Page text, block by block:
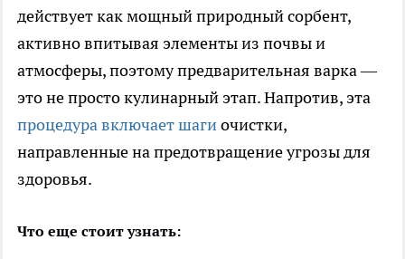
действует как мощный природный сорбент,
активно впитывая элементы из почвы и
атмосферы, поэтому предварительная варка —
это не просто кулинарный этап. Напротив, эта
процедура включает шагиочистки,
направленные на предотвращение угрозы для
здоровья.
Что еще стоит узнать: